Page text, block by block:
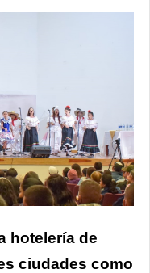
hotelería de
ciudades como